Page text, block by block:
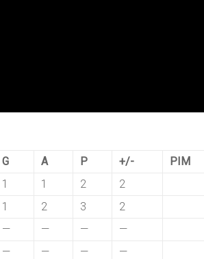
G A P +/- PIM
1 1 2
2
1 2 3
2
— — —
—
— — —
—